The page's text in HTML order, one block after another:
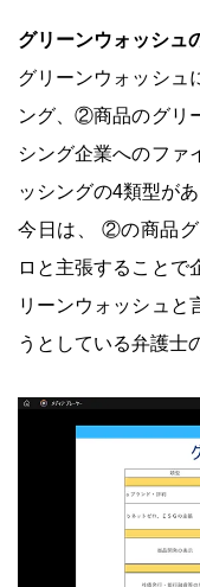
グリーンウォッシュ
グリーンウォッシュ
ング、②商品のグリ
シング企業へのファ
ッシングの4類型があ
今日は、 ②の商品
ロと主張することで
リーンウォッシュと
うとしている弁護士